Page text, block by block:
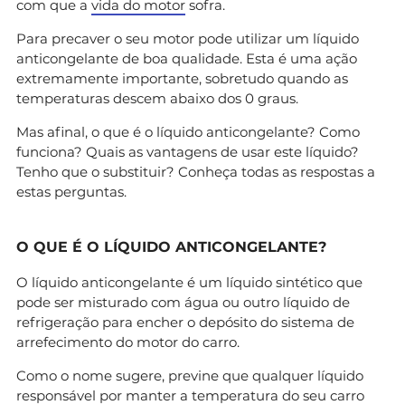
com que a vida do motor sofra.
Para precaver o seu motor pode utilizar um líquido
anticongelante de boa qualidade. Esta é uma ação
extremamente importante, sobretudo quando as
temperaturas descem abaixo dos 0 graus.
Mas afinal, o que é o líquido anticongelante? Como
funciona? Quais as vantagens de usar este líquido?
Tenho que o substituir? Conheça todas as respostas a
estas perguntas.
O QUE É O LÍQUIDO ANTICONGELANTE?
O líquido anticongelante é um líquido sintético que
pode ser misturado com água ou outro líquido de
refrigeração para encher o depósito do sistema de
arrefecimento do motor do carro.
Como o nome sugere, previne que qualquer líquido
responsável por manter a temperatura do seu carro